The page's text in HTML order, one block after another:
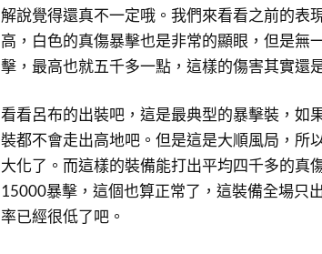
解說覺得還真不一定哦。我們來看看之前的表
高，白色的真傷暴擊也是非常的顯眼，但是無
擊，最高也就五千多一點，這樣的傷害其實還
看看呂布的出裝吧，這是最典型的暴擊裝，如
裝都不會走出高地吧。但是這是大順風局，所
大化了。而這樣的裝備能打出平均四千多的真
15000暴擊，這個也算正常了，這裝備全場只
率已經很低了吧。